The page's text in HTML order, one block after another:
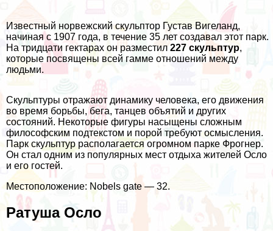
Известный норвежский скульптор Густав Вигеланд,
начиная с 1907 года, в течение 35 лет создавал этот парк.
На тридцати гектарах он разместил 227 скульптур,
которые посвящены всей гамме отношений между
людьми.
Скульптуры отражают динамику человека, его движения
во время борьбы, бега, танцев объятий и других
состояний. Некоторые фигуры насыщены сложным
философским подтекстом и порой требуют осмысления.
Парк скульптур располагается огромном парке Фрогнер.
Он стал одним из популярных мест отдыха жителей Осло
и его гостей.
Местоположение: Nobels gate — 32.
Ратуша Осло